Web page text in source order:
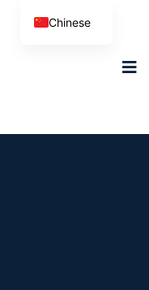
Chinese